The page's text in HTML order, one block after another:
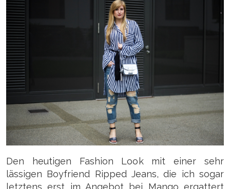
Den heutigen Fashion Look mit einer sehr
lässigen Boyfriend Ripped Jeans, die ich sogar
letztens erst im Angebot bei Mango ergattert